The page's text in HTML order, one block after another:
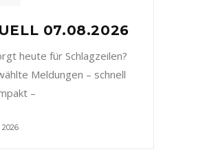
07.08.2026
heute für Schlagzeilen?
Meldungen – schnell
–